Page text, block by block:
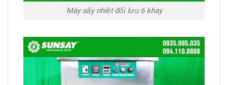
Máy sấy nhiệt đối lưu 6 khay